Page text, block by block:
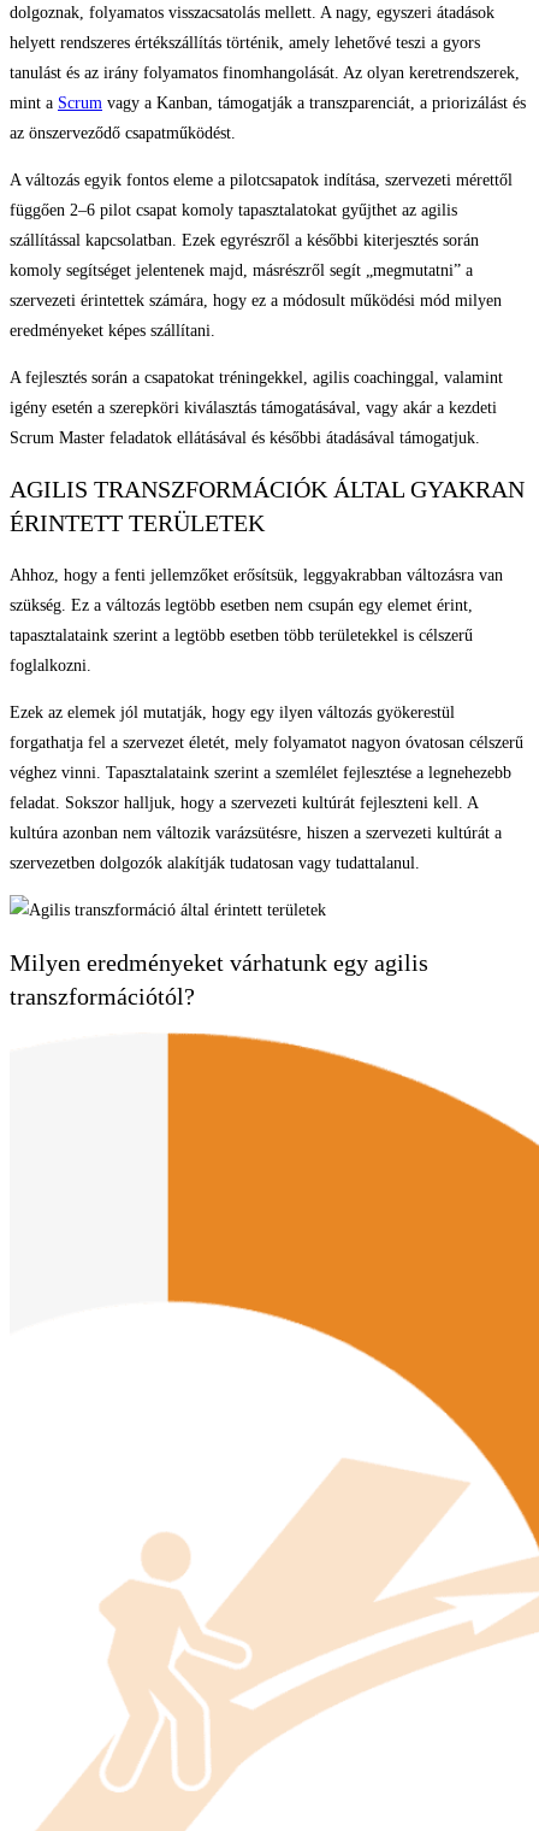
dolgoznak, folyamatos visszacsatolás mellett. A nagy, egyszeri átadások
helyett rendszeres értékszállítás történik, amely lehetővé teszi a gyors
tanulást és az irány folyamatos finomhangolását. Az olyan keretrendszerek,
mint a Scrum vagy a Kanban, támogatják a transzparenciát, a priorizálást és
az önszerveződő csapatműködést.
A változás egyik fontos eleme a pilotcsapatok indítása, szervezeti mérettől
függően 2–6 pilot csapat komoly tapasztalatokat gyűjthet az agilis
szállítással kapcsolatban. Ezek egyrészről a későbbi kiterjesztés során
komoly segítséget jelentenek majd, másrészről segít „megmutatni” a
szervezeti érintettek számára, hogy ez a módosult működési mód milyen
eredményeket képes szállítani.
A fejlesztés során a csapatokat tréningekkel, agilis coachinggal, valamint
igény esetén a szerepköri kiválasztás támogatásával, vagy akár a kezdeti
Scrum Master feladatok ellátásával és későbbi átadásával támogatjuk.
AGILIS TRANSZFORMÁCIÓK ÁLTAL GYAKRAN
ÉRINTETT TERÜLETEK
Ahhoz, hogy a fenti jellemzőket erősítsük, leggyakrabban változásra van
szükség. Ez a változás legtöbb esetben nem csupán egy elemet érint,
tapasztalataink szerint a legtöbb esetben több területekkel is célszerű
foglalkozni.
Ezek az elemek jól mutatják, hogy egy ilyen változás gyökerestül
forgathatja fel a szervezet életét, mely folyamatot nagyon óvatosan célszerű
véghez vinni. Tapasztalataink szerint a szemlélet fejlesztése a legnehezebb
feladat. Sokszor halljuk, hogy a szervezeti kultúrát fejleszteni kell. A
kultúra azonban nem változik varázsütésre, hiszen a szervezeti kultúrát a
szervezetben dolgozók alakítják tudatosan vagy tudattalanul.
Milyen eredményeket várhatunk egy agilis
transzformációtól?